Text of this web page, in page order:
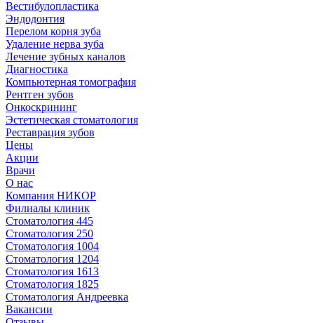
Вестибулопластика
Эндодонтия
Перелом корня зуба
Удаление нерва зуба
Лечение зубных каналов
Диагностика
Компьютерная томография
Рентген зубов
Онкоскрининг
Эстетическая стоматология
Реставрация зубов
Цены
Акции
Врачи
О нас
Компания НИКОР
Филиалы клиник
Стоматология 445
Стоматология 250
Стоматология 1004
Стоматология 1204
Стоматология 1613
Стоматология 1825
Стоматология Андреевка
Вакансии